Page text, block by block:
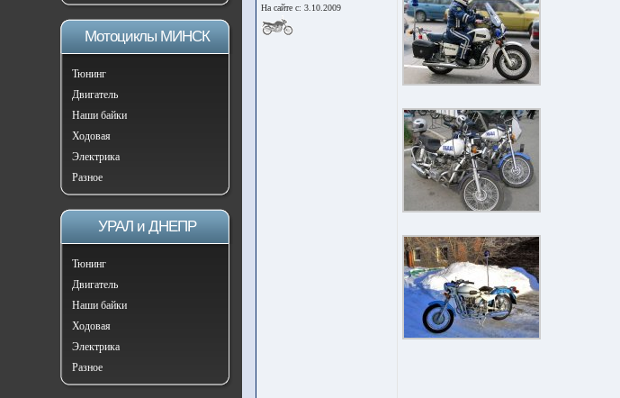
Мотоциклы МИНСК
Тюнинг
Двигатель
Наши байки
Ходовая
Электрика
Разное
УРАЛ и ДНЕПР
Тюнинг
Двигатель
Наши байки
Ходовая
Электрика
Разное
На сайте с: 3.10.2009